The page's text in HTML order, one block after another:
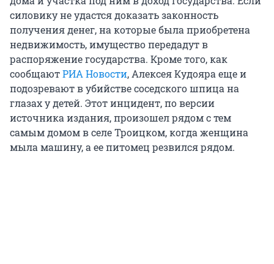
силовику не удастся доказать законность
получения денег, на которые была приобретена
недвижимость, имущество передадут в
распоряжение государства. Кроме того, как
сообщаютРИА Новости, Алексея Кудояра еще и
подозревают в убийстве соседского шпица на
глазах у детей. Этот инцидент, по версии
источника издания, произошел рядом с тем
самым домом в селе Троицком, когда женщина
мыла машину, а ее питомец резвился рядом.